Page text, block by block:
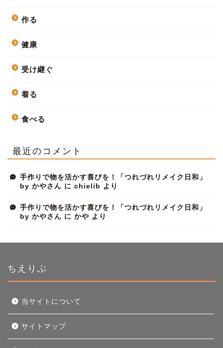
作る
健康
受け継ぐ
着る
食べる
最近のコメント
手作りで物を活かす喜びを！「つれづれリメイク日和」
by かやさん に chielib より
手作りで物を活かす喜びを！「つれづれリメイク日和」
by かやさん に かや より
ちえりぶ
当サイトについて
サイトマップ